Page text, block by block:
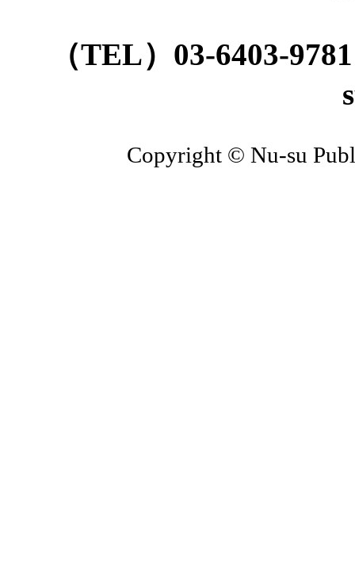
（TEL）03-6403-
Copyright © Nu-su